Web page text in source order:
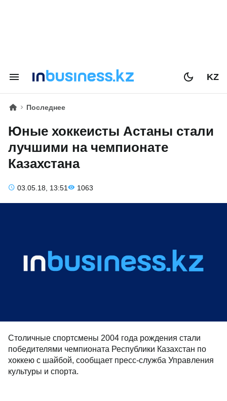
KZ
Последнее
Юные хоккеисты Астаны стали
лучшими на чемпионате
Казахстана
03.05.18, 13:51 1063
Столичные спортсмены 2004 года рождения стали
победителями чемпионата Республики Казахстан по
хоккею с шайбой, сообщает пресс-служба Управления
культуры и спорта.